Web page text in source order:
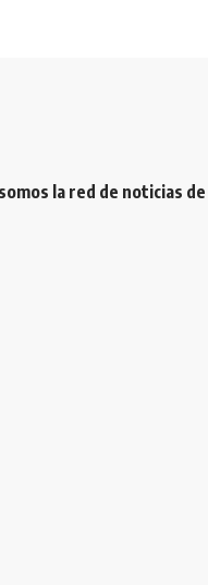
la red de noticias